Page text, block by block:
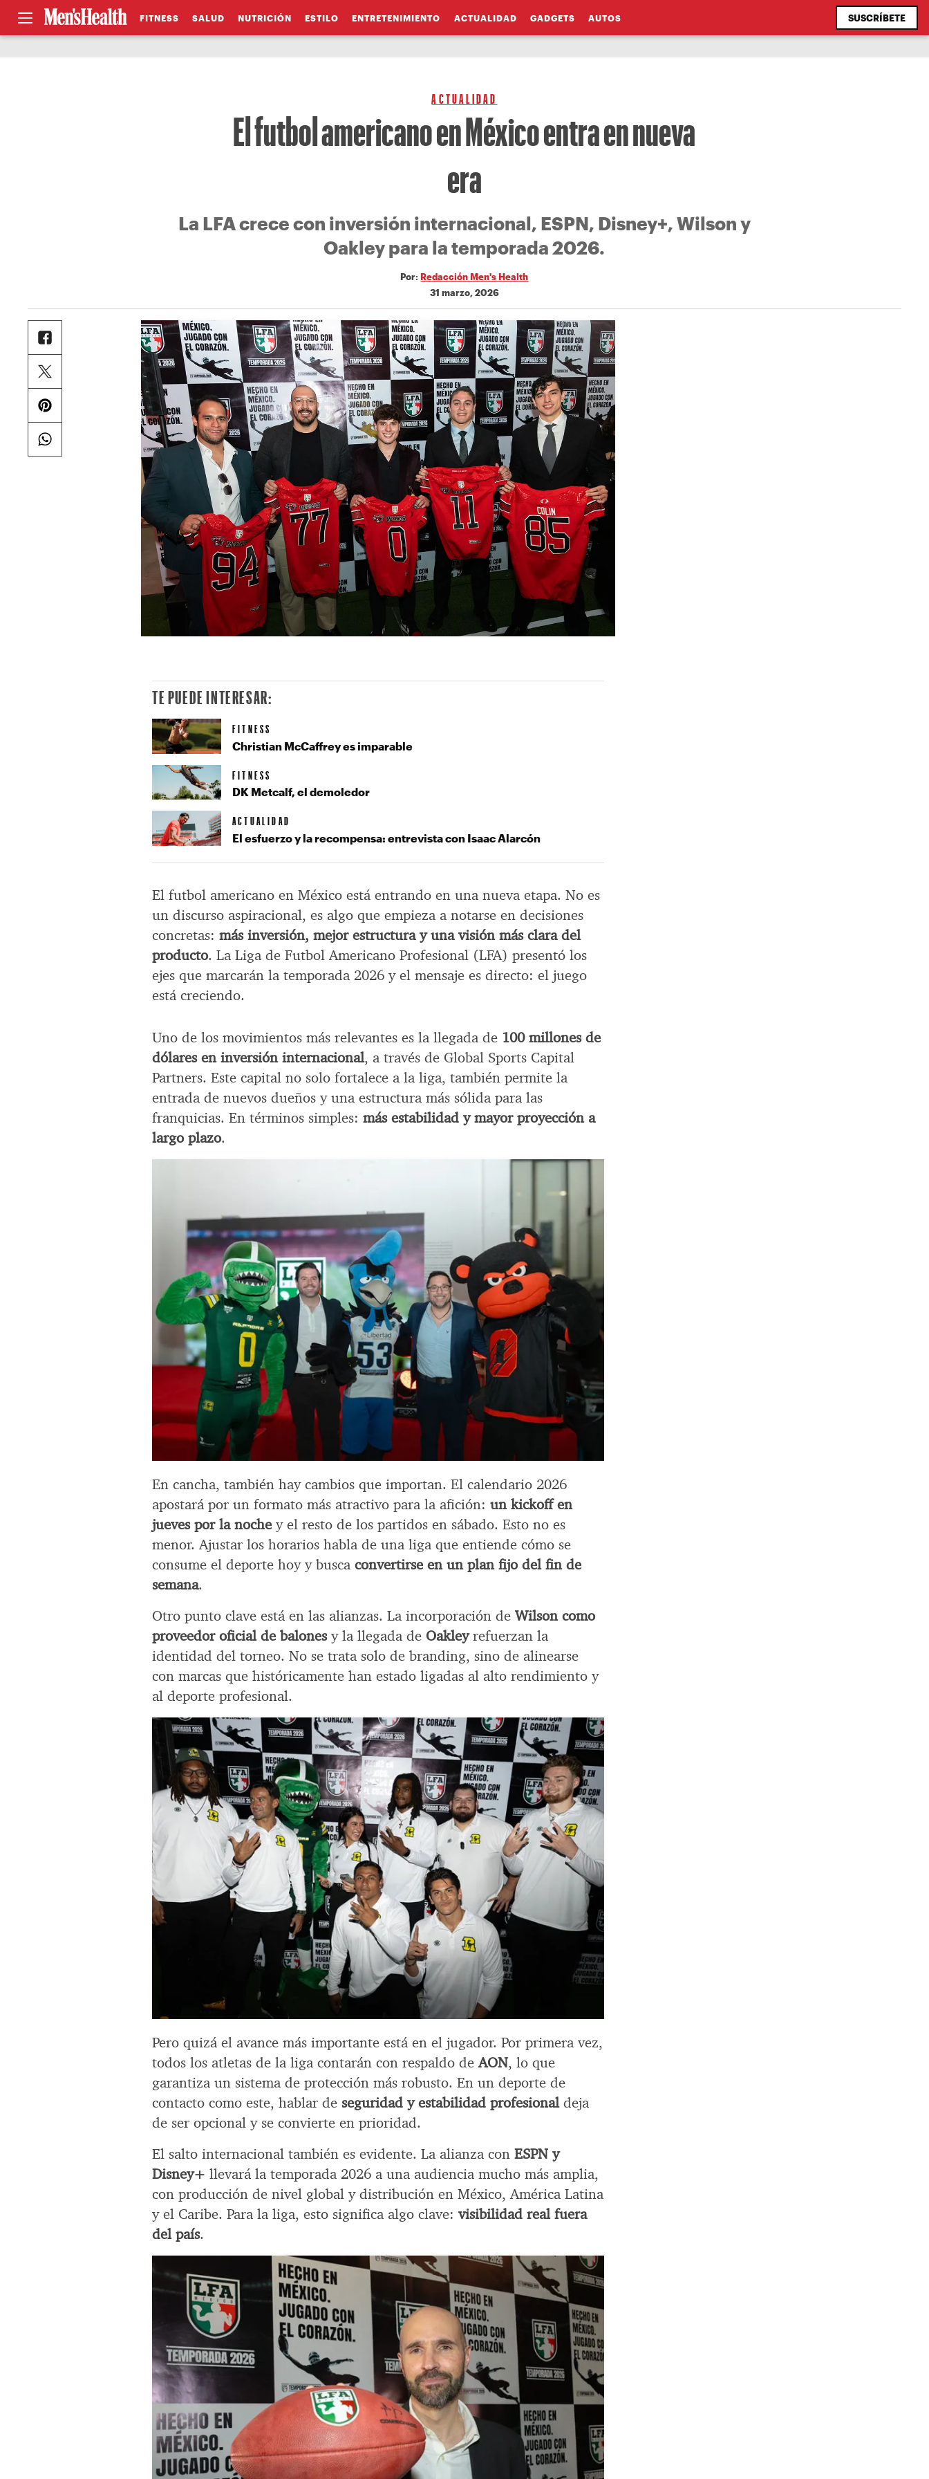
FITNESS SALUD NUTRICIÓN ESTILO ENTRETENIMIENTO ACTUALIDAD GADGETS AUTOS SUSCRÍBETE
ACTUALIDAD
El futbol americano en México entra en nueva
era
La LFA crece con inversión internacional, ESPN, Disney+, Wilson y
Oakley para la temporada 2026.
Por:Redacción Men's Health
31 marzo, 2026
El futbol americano en México está entrando en una nueva etapa. No es
un discurso aspiracional, es algo que empieza a notarse en decisiones
concretas:más inversión, mejor estructura y una visión más clara del
producto. La Liga de Futbol Americano Profesional (LFA) presentó los
ejes que marcarán la temporada 2026 y el mensaje es directo: el juego
está creciendo.
Uno de los movimientos más relevantes es la llegada de 100 millones de
dólares en inversión internacional, a través de Global Sports Capital
Partners. Este capital no solo fortalece a la liga, también permite la
entrada de nuevos dueños y una estructura más sólida para las
franquicias. En términos simples:más estabilidad y mayor proyección a
largo plazo.
En cancha, también hay cambios que importan. El calendario 2026
apostará por un formato más atractivo para la afición:un kickoff en
jueves por la noche y el resto de los partidos en sábado. Esto no es
menor. Ajustar los horarios habla de una liga que entiende cómo se
consume el deporte hoy y buscaconvertirse en un plan fijo del fin de
semana.
Otro punto clave está en las alianzas. La incorporación deWilson como
proveedor oficial de balonesy la llegada de Oakleyrefuerzan la
identidad del torneo. No se trata solo de branding, sino de alinearse
con marcas que históricamente han estado ligadas al alto rendimiento y
al deporte profesional.
Pero quizá el avance más importante está en el jugador. Por primera vez,
todos los atletas de la liga contarán con respaldo deAON, lo que
garantiza un sistema de protección más robusto. En un deporte de
contacto como este, hablar deseguridad y estabilidad profesionaldeja
de ser opcional y se convierte en prioridad.
El salto internacional también es evidente. La alianza conESPN y
Disney+ llevará la temporada 2026 a una audiencia mucho más amplia,
con producción de nivel global y distribución en México, América Latina
y el Caribe. Para la liga, esto significa algo clave:visibilidad real fuera
del país.
TE PUEDE INTERESAR:
FITNESS
Christian McCaffrey es imparable
FITNESS
DK Metcalf, el demoledor
ACTUALIDAD
El esfuerzo y la recompensa: entrevista con Isaac Alarcón